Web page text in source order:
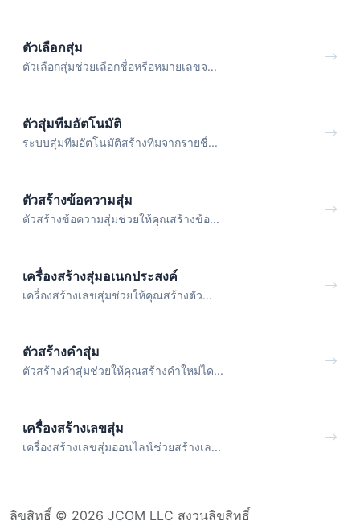
ตัวเลือกสุ่ม
ตัวเลือกสุ่มช่วยเลือกชื่อหรือหมายเลขจ...
ตัวสุ่มทีมอัตโนมัติ
ระบบสุ่มทีมอัตโนมัติสร้างทีมจากรายชื่...
ตัวสร้างข้อความสุ่ม
ตัวสร้างข้อความสุ่มช่วยให้คุณสร้างข้อ...
เครื่องสร้างสุ่มอเนกประสงค์
เครื่องสร้างเลขสุ่มช่วยให้คุณสร้างตัว...
ตัวสร้างคำสุ่ม
ตัวสร้างคำสุ่มช่วยให้คุณสร้างคำใหม่ได...
เครื่องสร้างเลขสุ่ม
เครื่องสร้างเลขสุ่มออนไลน์ช่วยสร้างเล...
ลิขสิทธิ์ © 2026 JCOM LLC สงวนลิขสิทธิ์